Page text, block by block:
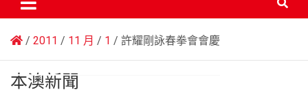
2011 11 月 1 許耀剛詠春拳會會慶
本澳新聞